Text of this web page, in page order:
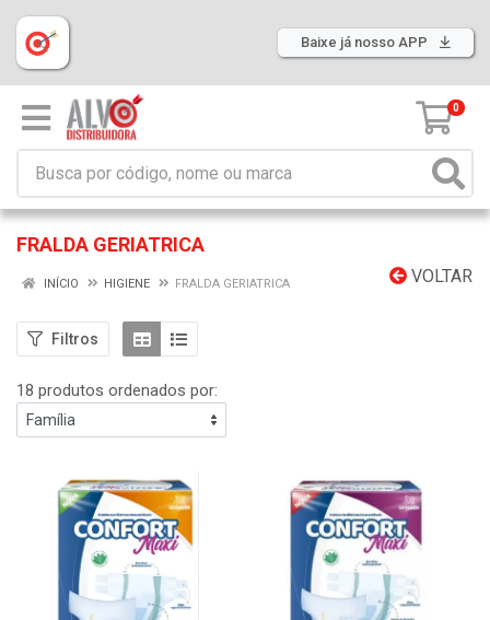
Baixe já nosso APP
0
FRALDA GERIATRICA
VOLTAR
INÍCIO HIGIENE FRALDA GERIATRICA
Filtros
18 produtos ordenados por: